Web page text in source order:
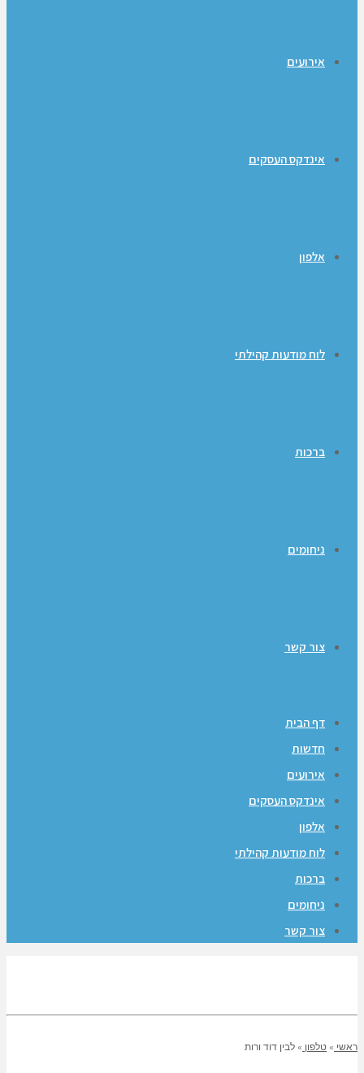
אירועים
אינדקס העסקים
אלפון
לוח מודעות קהילתי
ברכות
ניחומים
צור קשר
דף הבית
חדשות
אירועים
אינדקס העסקים
אלפון
לוח מודעות קהילתי
ברכות
ניחומים
צור קשר
ראשי » טלפון » לבין דוד ורות